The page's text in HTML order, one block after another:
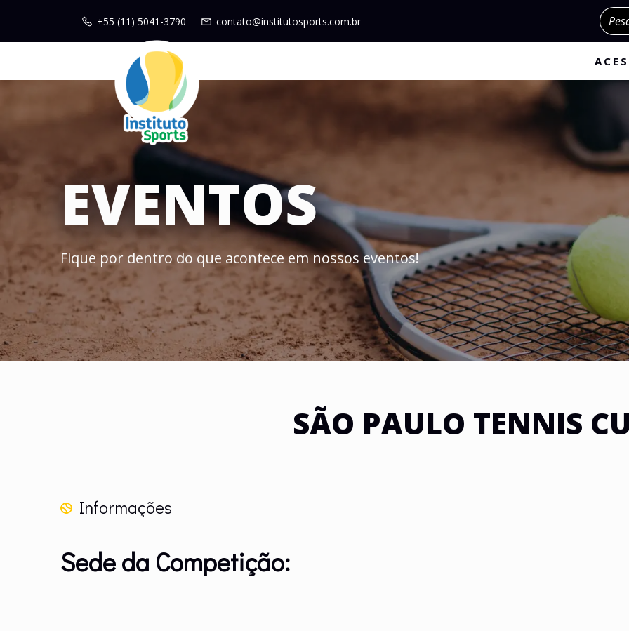
+55 (11) 5041-3790 contato@institutosports.com.br
EVENTOS
Fique por dentro do que acontece em nossos eventos!
SÃO PAULO TENNIS
Informações
Sede da Competição: